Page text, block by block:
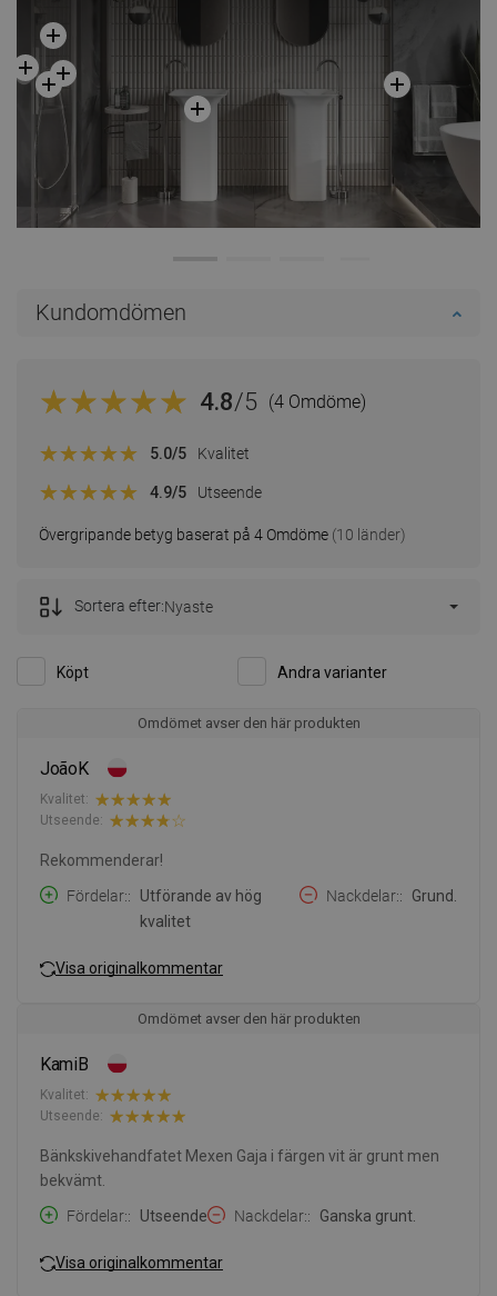
Kundomdömen
4.8/5 (4 Omdöme)
Övergripande betyg baserat på 4 Omdöme (10 länder)
5.0/5 Kvalitet
4.9/5 Utseende
Köpt Andra varianter
Sortera efter:Nyaste
Omdömet avser den här produkten
JoãoK
Kvalitet:
Utseende:
Rekommenderar!
Fördelar:
Utförande av hög
kvalitet
Nackdelar: Grund.
Visa originalkommentar
Omdömet avser den här produkten
KamiB
Kvalitet:
Utseende:
Bänkskivehandfatet Mexen Gaja i färgen vit är grunt men
bekvämt.
Fördelar:
Utseende Nackdelar: Ganska grunt.
Visa originalkommentar